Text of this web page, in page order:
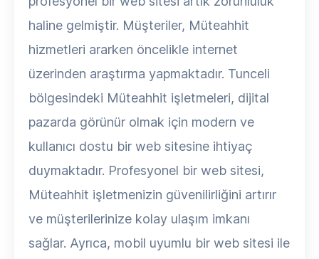
haline gelmiştir. Müşteriler, Müteahhit
hizmetleri ararken öncelikle internet
üzerinden araştırma yapmaktadır. Tunceli
bölgesindeki Müteahhit işletmeleri, dijital
pazarda görünür olmak için modern ve
kullanıcı dostu bir web sitesine ihtiyaç
duymaktadır. Profesyonel bir web sitesi,
Müteahhit işletmenizin güvenilirliğini artırır
ve müşterilerinize kolay ulaşım imkanı
sağlar. Ayrıca, mobil uyumlu bir web sitesi ile